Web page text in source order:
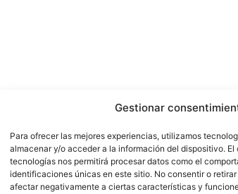
Gestionar
Para ofrecer las mejores experiencias, utilizamos
almacenar y/o acceder a la información del dispositivo.
tecnologías nos permitirá procesar datos como el
identificaciones únicas en este sitio. No consentir o
afectar negativamente a ciertas características y